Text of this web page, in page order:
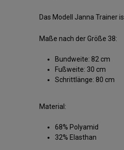
Das Modell Janna Trainer
Maße nach der Größe 38:
Bundweite: 82 cm
Fußweite: 30 cm
Schrittlänge: 80 cm
Material:
68% Polyamid
32% Elasthan